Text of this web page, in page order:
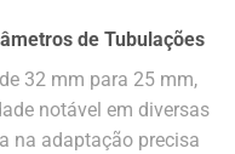
de Tubulações
32 mm para 25 mm,
notável em diversas
na adaptação precisa